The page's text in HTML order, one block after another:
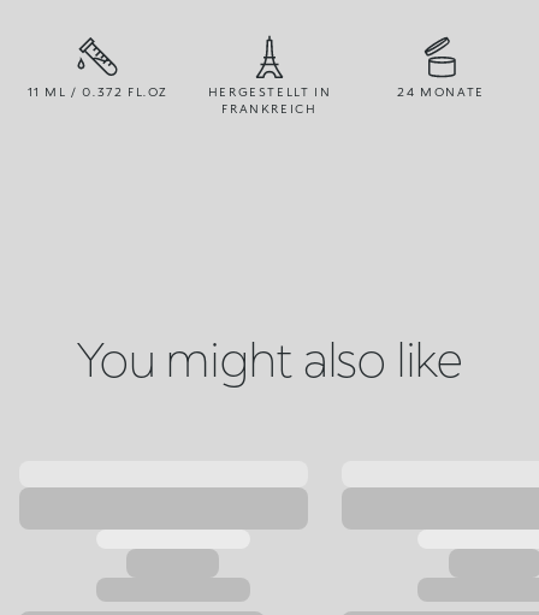
11 ML / 0.372 FL.OZ
HERGESTELLT IN
FRANKREICH
24 MONATE
You might also like